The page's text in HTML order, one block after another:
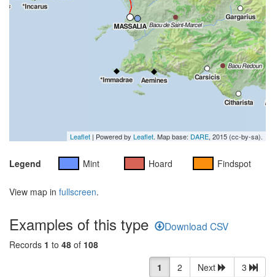
Leaflet | Powered by Leaflet. Map base: DARE, 2015 (cc-by-sa).
Legend Mint Hoard Findspot
View map in fullscreen.
Examples of this type Download CSV
Records 1 to 48 of 108
1
2 Next
3